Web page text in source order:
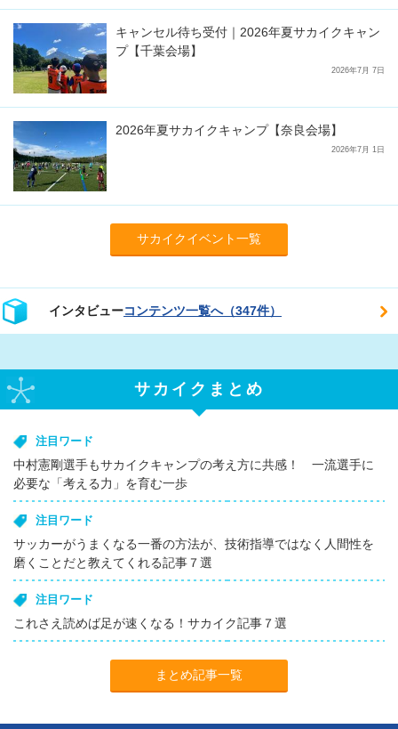
キャンセル待ち受付｜2026年夏サカイクキャン
プ【千葉会場】
2026年7月 7日
2026年夏サカイクキャンプ【奈良会場】
2026年7月 1日
サカイクイベント一覧
インタビューコンテンツ一覧へ（347件）
サカイクまとめ
注目ワード
中村憲剛選手もサカイクキャンプの考え方に共感！ 一流選手に
必要な「考える力」を育む一歩
注目ワード
サッカーがうまくなる一番の方法が、技術指導ではなく人間性を
磨くことだと教えてくれる記事７選
注目ワード
これさえ読めば足が速くなる！サカイク記事７選
まとめ記事一覧